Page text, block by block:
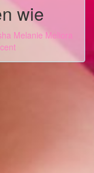
wie
Melanie Meliora